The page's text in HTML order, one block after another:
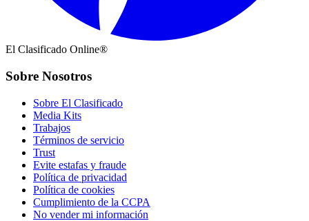
El Clasificado Online®
Sobre Nosotros
Sobre El Clasificado
Media Kits
Trabajos
Términos de servicio
Trust
Evite estafas y fraude
Política de privacidad
Política de cookies
Cumplimiento de la CCPA
No vender mi información